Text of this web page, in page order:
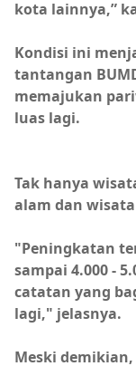
kota lainnya,”
Kondisi ini
tantangan
memajukan
luas lagi.
Tak hanya
alam dan
"Peningkatan
sampai 4.000 -
catatan yang
lagi," jelasnya.
Meski